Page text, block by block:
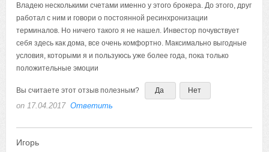
Владею несколькими счетами именно у этого брокера. До этого, друг
работал с ним и говори о постоянной ресинхронизации
терминалов. Но ничего такого я не нашел. Инвестор почувствует
себя здесь как дома, все очень комфортно. Максимально выгодные
условия, которыми я и пользуюсь уже более года, пока только
положительные эмоции
Вы считаете этот отзыв полезным? Да Нет
on 17.04.2017 Ответить
Игорь